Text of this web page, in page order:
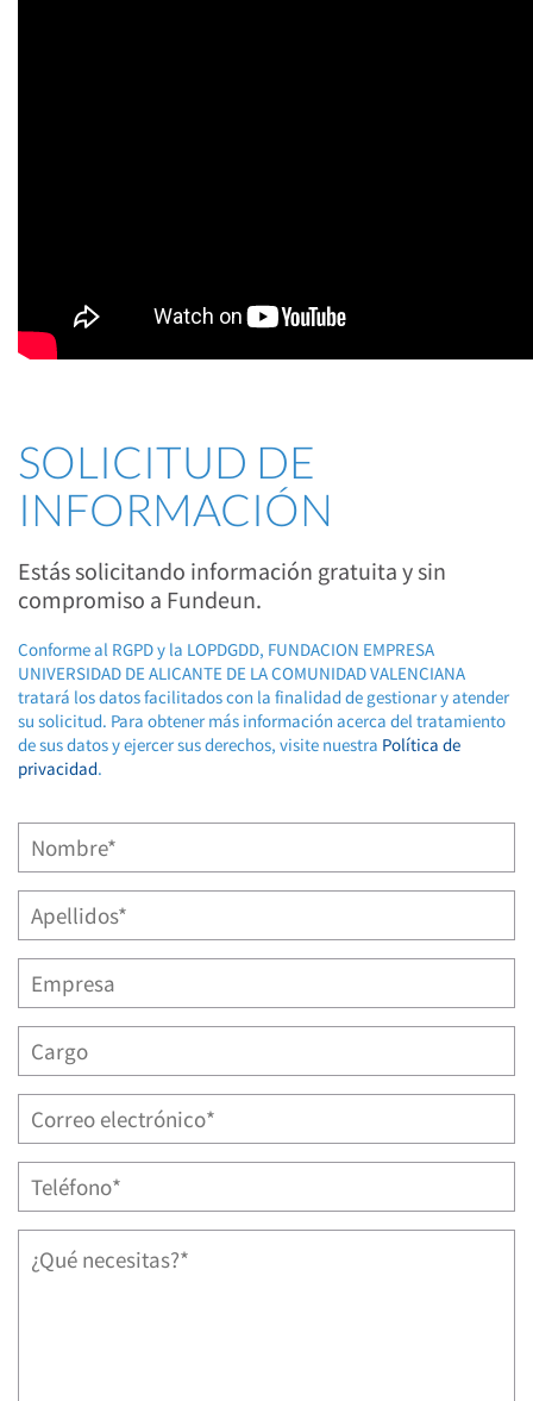
SOLICITUD DE
INFORMACIÓN
Estás solicitando información gratuita y sin
compromiso a Fundeun.
Conforme al RGPD y la LOPDGDD, FUNDACION EMPRESA
UNIVERSIDAD DE ALICANTE DE LA COMUNIDAD VALENCIANA
tratará los datos facilitados con la finalidad de gestionar y atender
su solicitud. Para obtener más información acerca del tratamiento
de sus datos y ejercer sus derechos, visite nuestra Política de
privacidad.